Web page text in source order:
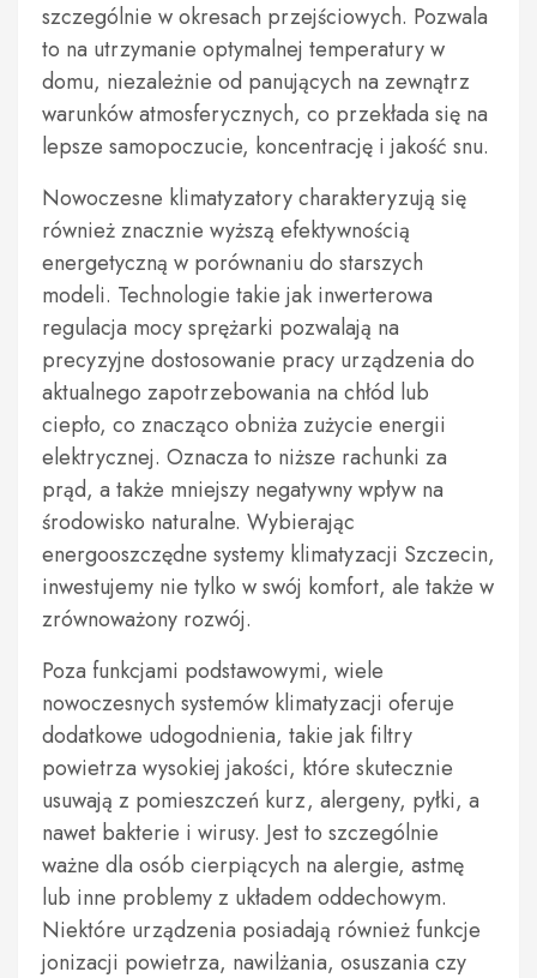
szczególnie w okresach przejściowych. Pozwala
to na utrzymanie optymalnej temperatury w
domu, niezależnie od panujących na zewnątrz
warunków atmosferycznych, co przekłada się na
lepsze samopoczucie, koncentrację i jakość snu.
Nowoczesne klimatyzatory charakteryzują się
również znacznie wyższą efektywnością
energetyczną w porównaniu do starszych
modeli. Technologie takie jak inwerterowa
regulacja mocy sprężarki pozwalają na
precyzyjne dostosowanie pracy urządzenia do
aktualnego zapotrzebowania na chłód lub
ciepło, co znacząco obniża zużycie energii
elektrycznej. Oznacza to niższe rachunki za
prąd, a także mniejszy negatywny wpływ na
środowisko naturalne. Wybierając
energooszczędne systemy klimatyzacji Szczecin,
inwestujemy nie tylko w swój komfort, ale także w
zrównoważony rozwój.
Poza funkcjami podstawowymi, wiele
nowoczesnych systemów klimatyzacji oferuje
dodatkowe udogodnienia, takie jak filtry
powietrza wysokiej jakości, które skutecznie
usuwają z pomieszczeń kurz, alergeny, pyłki, a
nawet bakterie i wirusy. Jest to szczególnie
ważne dla osób cierpiących na alergie, astmę
lub inne problemy z układem oddechowym.
Niektóre urządzenia posiadają również funkcje
jonizacji powietrza, nawilżania, osuszania czy